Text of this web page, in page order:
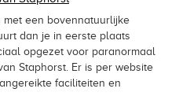
met een bovennatuurlijke
dan je in eerste plaats
opgezet voor paranormaal
Staphorst. Er is per website
faciliteiten en